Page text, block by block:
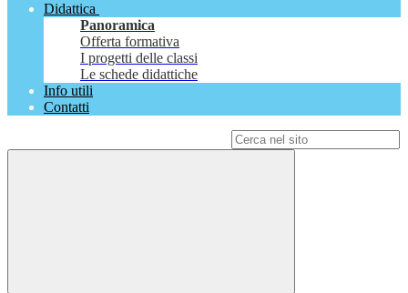
Didattica
Panoramica
Offerta formativa
I progetti delle classi
Le schede didattiche
Info utili
Contatti